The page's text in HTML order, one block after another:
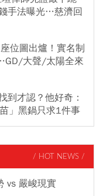
手法曝光…慈濟回
位圖出爐！實名制
大聲/太陽全來
到才認？他好奇：
」黑鍋只求1件事
/ HOT NEWS /
vs 嚴峻現實